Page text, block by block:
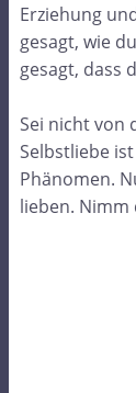
Erziehung
gesagt, wie
gesagt, dass
Sei nicht von
Selbstliebe
Phänomen.
lieben. Nimm